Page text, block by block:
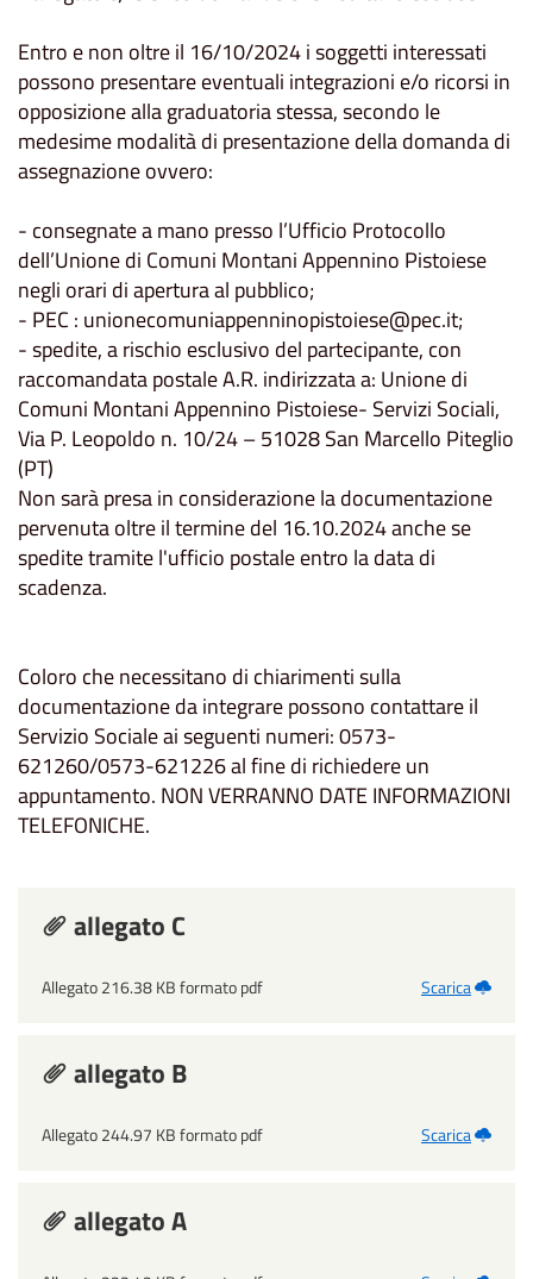
Entro e non oltre il 16/10/2024 i soggetti interessati
possono presentare eventuali integrazioni e/o ricorsi in
opposizione alla graduatoria stessa, secondo le
medesime modalità di presentazione della domanda di
assegnazione ovvero:
- consegnate a mano presso l’Ufficio Protocollo
dell’Unione di Comuni Montani Appennino Pistoiese
negli orari di apertura al pubblico;
- PEC : unionecomuniappenninopistoiese@pec.it;
- spedite, a rischio esclusivo del partecipante, con
raccomandata postale A.R. indirizzata a: Unione di
Comuni Montani Appennino Pistoiese- Servizi Sociali,
Via P. Leopoldo n. 10/24 – 51028 San Marcello Piteglio
(PT)
Non sarà presa in considerazione la documentazione
pervenuta oltre il termine del 16.10.2024 anche se
spedite tramite l'ufficio postale entro la data di
scadenza.
Coloro che necessitano di chiarimenti sulla
documentazione da integrare possono contattare il
Servizio Sociale ai seguenti numeri: 0573-
621260/0573-621226 al fine di richiedere un
appuntamento. NON VERRANNO DATE INFORMAZIONI
TELEFONICHE.
allegato C
Allegato 216.38 KB formato pdf Scarica
allegato B
Allegato 244.97 KB formato pdf Scarica
allegato A